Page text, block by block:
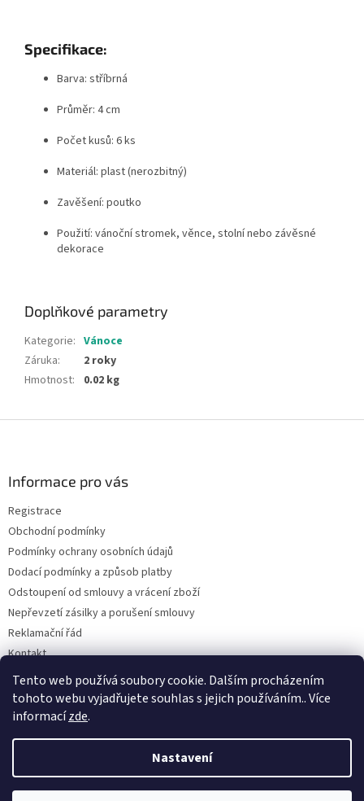
Tento web používá soubory cookie. Dalším procházením
tohoto webu vyjadřujete souhlas s jejich používáním.. Více
informacízde.
Nastavení
Specifikace:
Barva: stříbrná
Průměr: 4 cm
Počet kusů: 6 ks
Materiál: plast (nerozbitný)
Zavěšení: poutko
Použití: vánoční stromek, věnce, stolní nebo závěsné
dekorace
Doplňkové parametry
Kategorie: Vánoce
Záruka:
2 roky
Hmotnost: 0.02 kg
Informace pro vás
Registrace
Obchodní podmínky
Podmínky ochrany osobních údajů
Dodací podmínky a způsob platby
Odstoupení od smlouvy a vrácení zboží
Nepřevzetí zásilky a porušení smlouvy
Reklamační řád
Kontakt
Napište nám
Copyright 2026Dobirkov.cz. Všechna práva vyhrazena.Upravit